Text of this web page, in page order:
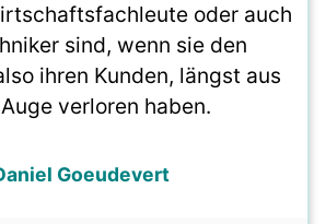
oder auch
sind, wenn sie den
ihren Kunden, längst aus
verloren haben.
Goeudevert